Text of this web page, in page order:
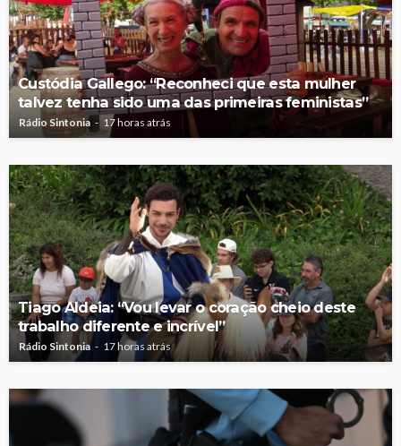
Custódia Gallego: “Reconheci que esta mulher
talvez tenha sido uma das primeiras feministas”
Rádio Sintonia 17 horas atrás
Tiago Aldeia: “Vou levar o coração cheio deste
trabalho diferente e incrível”
Rádio Sintonia 17 horas atrás